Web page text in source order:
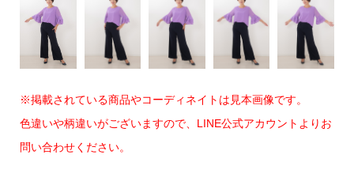
※掲載されている商品やコーディネイトは見本画像です。
色違いや柄違いがございますので、LINE公式アカウントよりお
問い合わせください。